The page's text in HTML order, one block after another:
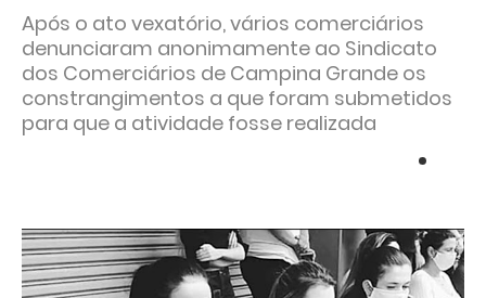
Após o ato vexatório, vários comerciários
denunciaram anonimamente ao Sindicato
dos Comerciários de Campina Grande os
constrangimentos a que foram submetidos
para que a atividade fosse realizada